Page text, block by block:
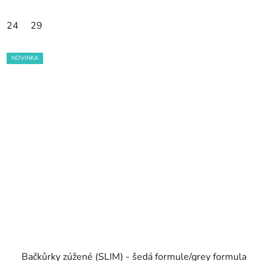
24 29
NOVINKA
Bačkůrky zúžené (SLIM) - šedá formule/grey formula